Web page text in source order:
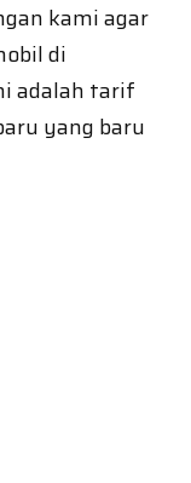
kami agar
di
adalah tarif
yang baru